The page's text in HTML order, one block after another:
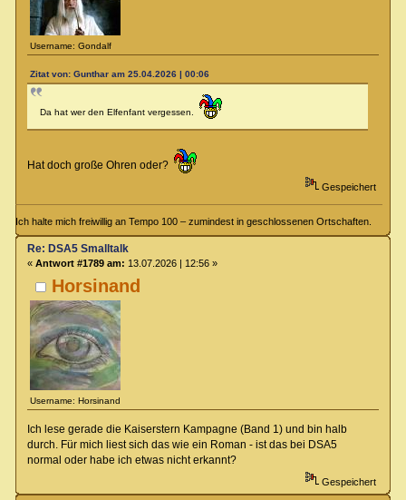
Username: Gondalf
Zitat von: Gunthar am 25.04.2026 | 00:06
Da hat wer den Elfenfant vergessen.
Hat doch große Ohren oder?
Gespeichert
Ich halte mich freiwillig an Tempo 100 – zumindest in geschlossenen Ortschaften.
Horsinand
Username: Horsinand
Re: DSA5 Smalltalk
« Antwort #1789 am: 13.07.2026 | 12:56 »
Ich lese gerade die Kaiserstern Kampagne (Band 1) und bin halb
durch. Für mich liest sich das wie ein Roman - ist das bei DSA5
normal oder habe ich etwas nicht erkannt?
Gespeichert